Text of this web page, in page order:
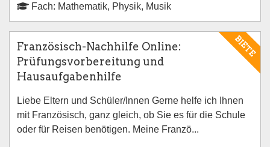
Fach: Mathematik, Physik, Musik
BIETE
Französisch-Nachhilfe Online:
Prüfungsvorbereitung und
Hausaufgabenhilfe
Liebe Eltern und Schüler/Innen Gerne helfe ich Ihnen
mit Französisch, ganz gleich, ob Sie es für die Schule
oder für Reisen benötigen. Meine Franzö...